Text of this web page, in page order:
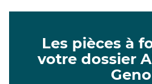
Les pièces à
votre dossier